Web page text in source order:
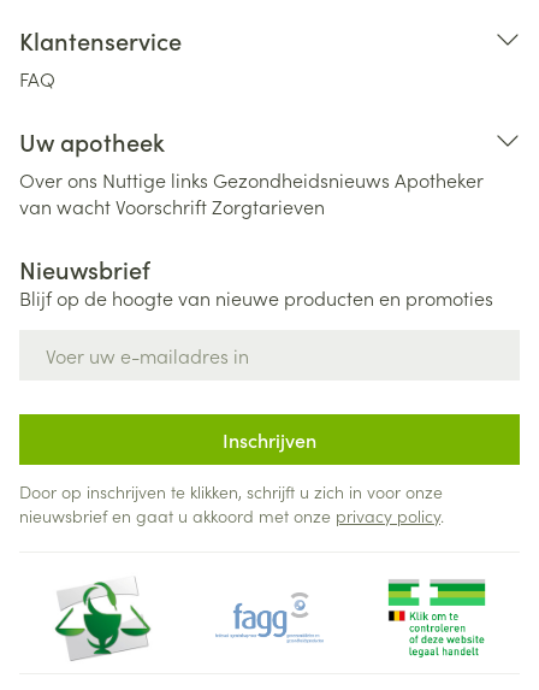
Klantenservice
FAQ
Uw apotheek
Over ons Nuttige links Gezondheidsnieuws Apotheker
van wachtVoorschriftZorgtarieven
Nieuwsbrief
Blijf op de hoogte van nieuwe producten en promoties
Inschrijven
Door op inschrijven te klikken, schrijft u zich in voor onze
nieuwsbrief en gaat u akkoord met onze privacy policy.